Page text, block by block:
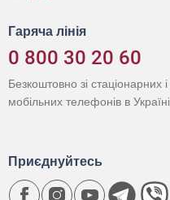
Гаряча лінія
0 800 30 20 60
Безкоштовно зі стаціонарних і
мобільних телефонів в Україні
Приєднуйтесь